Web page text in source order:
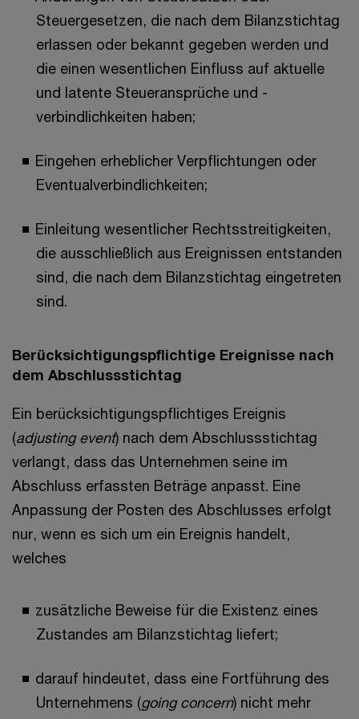
Steuergesetzen, die nach dem Bilanzstichtag
erlassen oder bekannt gegeben werden und
die einen wesentlichen Einfluss auf aktuelle
und latente Steueransprüche und -
verbindlichkeiten haben;
Eingehen erheblicher Verpflichtungen oder
Eventualverbindlichkeiten;
Einleitung wesentlicher Rechtsstreitigkeiten,
die ausschließlich aus Ereignissen entstanden
sind, die nach dem Bilanzstichtag eingetreten
sind.
Berücksichtigungspflichtige Ereignisse nach
dem Abschlussstichtag
Ein berücksichtigungspflichtiges Ereignis
(adjusting event) nach dem Abschlussstichtag
verlangt, dass das Unternehmen seine im
Abschluss erfassten Beträge anpasst. Eine
Anpassung der Posten des Abschlusses erfolgt
nur, wenn es sich um ein Ereignis handelt,
welches
zusätzliche Beweise für die Existenz eines
Zustandes am Bilanzstichtag liefert;
darauf hindeutet, dass eine Fortführung des
Unternehmens (going concern) nicht mehr